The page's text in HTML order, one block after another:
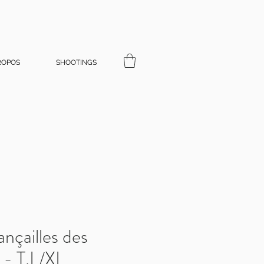
SHOOTINGS
des